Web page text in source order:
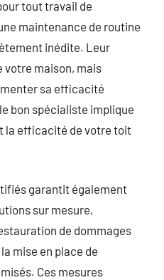
tout travail de
maintenance de routine
inédite. Leur
votre maison, mais
sa efficacité
bon spécialiste implique
la efficacité de votre toit
garantit également
sur mesure,
de dommages
mise en place de
Ces mesures